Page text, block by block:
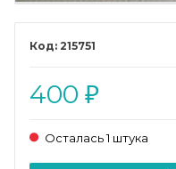
215751
400 ₽
Осталась 1 штука